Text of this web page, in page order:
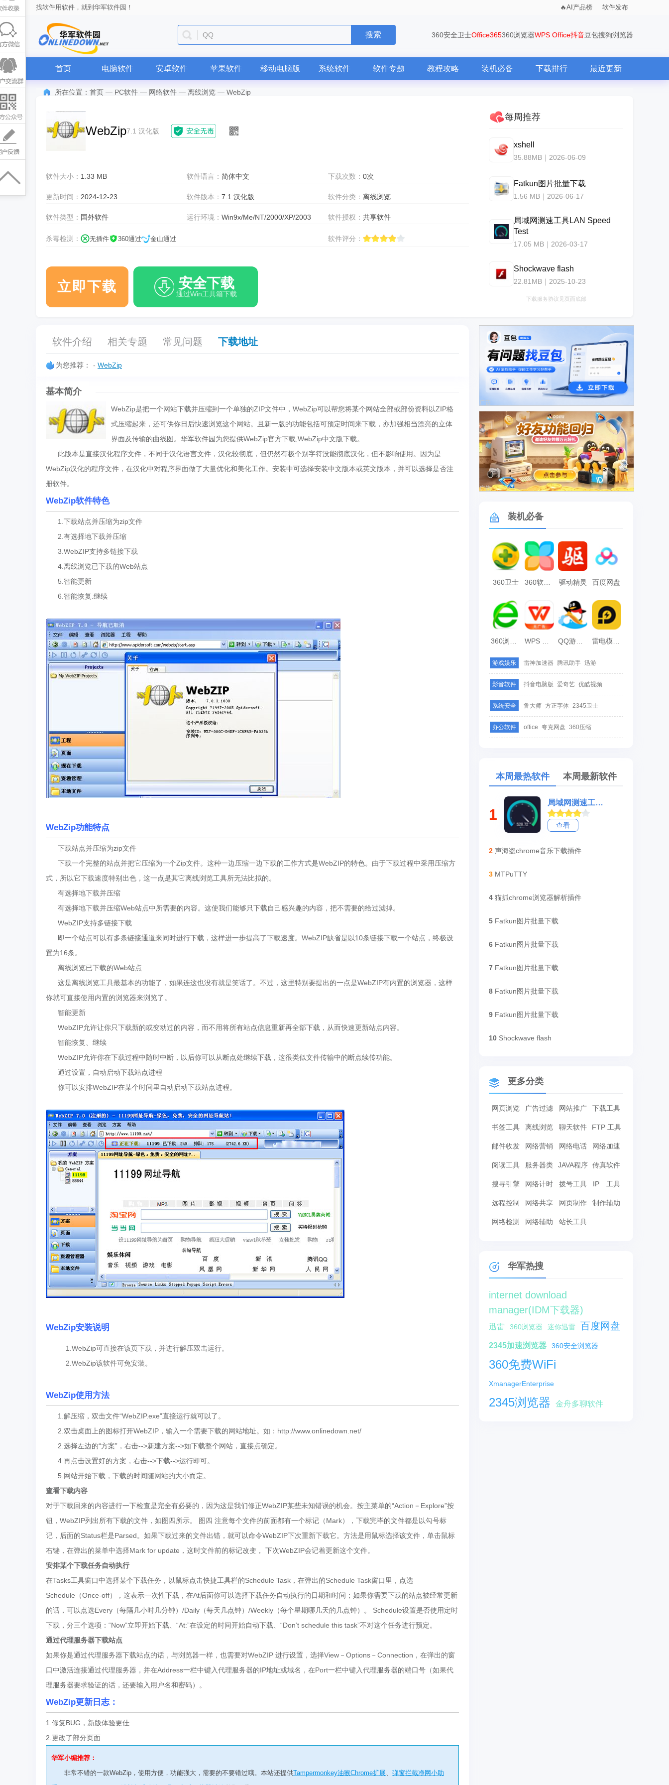
找软件用软件，就到华军软件园！ AI产品榜 软件发布
迅雷 搜索 360安全卫士Office365360浏览器WPS Office抖音豆包搜狗浏览器
首页 电脑软件 安卓软件 苹果软件 移动电脑版 系统软件 软件专题 教程攻略 装机必备 下载排行 最近更新
所在位置： 首页 — PC软件 — 网络软件 — 离线浏览 — WebZip
WebZip7.1 汉化版
软件大小： 1.33 MB 软件语言：简体中文 下载次数： 0次
更新时间： 2024-12-23 软件版本：7.1 汉化版 软件分类： 离线浏览
软件类型： 国外软件 运行环境：Win9x/Me/NT/2000/XP/2003 软件授权： 共享软件
杀毒检测： 无插件 360通过 金山通过 软件评分：
立即下载 安全下载
通过Win工具箱下载
每周推荐
xshell
35.88MB｜2026-06-09
Fatkun图片批量下载
1.56 MB｜2026-06-17
局域网测速工具LAN Speed
Test
17.05 MB｜2026-03-17
Shockwave flash
22.81MB｜2025-10-23
下载服务协议见页面底部
软件介绍 相关专题 常见问题 下载地址
为您推荐： - WebZip
基本简介
WebZip是把一个网站下载并压缩到一个单独的ZIP文件中，WebZip可以帮您将某个网站全部或部份资料以ZIP格
式压缩起来，还可供你日后快速浏览这个网站。且新一版的功能包括可预定时间来下载，亦加强相当漂亮的立体
界面及传输的曲线图。华军软件园为您提供WebZip官方下载,WebZip中文版下载。
此版本是直接汉化程序文件，不同于汉化语言文件，汉化较彻底，但仍然有极个别字符没能彻底汉化，但不影响使用。因为是
WebZip汉化的程序文件，在汉化中对程序界面做了大量优化和美化工作。安装中可选择安装中文版本或英文版本，并可以选择是否注
册软件。
WebZip软件特色
1.下载站点并压缩为zip文件
2.有选择地下载并压缩
3.WebZIP支持多链接下载
4.离线浏览已下载的Web站点
5.智能更新
6.智能恢复.继续
WebZip功能特点
下载站点并压缩为zip文件
下载一个完整的站点并把它压缩为一个Zip文件。这种一边压缩一边下载的工作方式是WebZIP的特色。由于下载过程中采用压缩方
式，所以它下载速度特别出色，这一点是其它离线浏览工具所无法比拟的。
有选择地下载并压缩
有选择地下载并压缩Web站点中所需要的内容。这使我们能够只下载自己感兴趣的内容，把不需要的给过滤掉。
WebZIP支持多链接下载
即一个站点可以有多条链接通道来同时进行下载，这样进一步提高了下载速度。WebZIP缺省是以10条链接下载一个站点，终极设
置为16条。
离线浏览已下载的Web站点
这是离线浏览工具最基本的功能了，如果连这也没有就是笑话了。不过，这里特别要提出的一点是WebZIP有内置的浏览器，这样
你就可直接使用内置的浏览器来浏览了。
智能更新
WebZIP允许让你只下载新的或变动过的内容，而不用将所有站点信息重新再全部下载，从而快速更新站点内容。
智能恢复、继续
WebZIP允许你在下载过程中随时中断，以后你可以从断点处继续下载，这很类似文件传输中的断点续传功能。
通过设置，自动启动下载站点进程
你可以安排WebZIP在某个时间里自动启动下载站点进程。
WebZip安装说明
1.WebZip可直接在该页下载，并进行解压双击运行。
2.WebZip该软件可免安装。
WebZip使用方法
1.解压缩，双击文件“WebZIP.exe”直接运行就可以了。
2.双击桌面上的图标打开WebZIP，输入一个需要下载的网站地址。如：http://www.onlinedown.net/
2.选择左边的“方案”，右击-->新建方案-->如下载整个网站，直接点确定。
4.再点击设置好的方案，右击-->下载-->运行即可。
5.网站开始下载，下载的时间随网站的大小而定。
查看下载内容
对于下载回来的内容进行一下检查是完全有必要的，因为这是我们修正WebZIP某些未知错误的机会。按主菜单的“Action－Explore”按
钮，WebZIP列出所有下载的文件，如图四所示。 图四 注意每个文件的前面都有一个标记（Mark），下载完毕的文件都是以勾号标
记，后面的Status栏是Parsed。如果下载过来的文件出错，就可以命令WebZIP下次重新下载它。方法是用鼠标选择该文件，单击鼠标
右键，在弹出的菜单中选择Mark for update，这时文件前的标记改变， 下次WebZIP会记着更新这个文件。
安排某个下载任务自动执行
在Tasks工具窗口中选择某个下载任务，以鼠标点击快捷工具栏的Schedule Task，在弹出的Schedule Task窗口里，点选
Schedule（Once-off），这表示一次性下载，在At后面你可以选择下载任务自动执行的日期和时间；如果你需要下载的站点被经常更新
的话，可以点选Every（每隔几小时几分钟）/Daily（每天几点钟）/Weekly（每个星期哪几天的几点钟）。 Schedule设置是否使用定时
下载，分三个选项：“Now”立即开始下载、“At:”在设定的时间开始自动下载、“Don’t schedule this task”不对这个任务进行预定。
通过代理服务器下载站点
如果你是通过代理服务器下载站点的话，与浏览器一样，也需要对WebZIP 进行设置，选择View－Options－Connection，在弹出的窗
口中激活连接通过代理服务器，并在Address一栏中键入代理服务器的IP地址或域名，在Port一栏中键入代理服务器的端口号（如果代
理服务器要求验证的话，还要输入用户名和密码）。
WebZip更新日志：
1.修复BUG，新版体验更佳
2.更改了部分页面
华军小编推荐：
非常不错的一款WebZip，使用方便，功能强大，需要的不要错过哦。本站还提供Tampermonkey油猴Chrome扩展、 弹窗拦截净网小助
广告
广告
装机必备
360卫士 360软件管家 驱动精灵 百度网盘
雷电模拟器
游戏娱乐 雷神加速器 腾讯助手 迅游
影音软件 抖音电脑版 爱奇艺 优酷视频
系统安全 鲁大师 方正字体 2345卫士
办公软件 office 夸克网盘 360压缩
本周最热软件 本周最新软件
1
局域网测速工具LAN Speed Test
查看
2 声海盗chrome音乐下载插件
3 MTPuTTY
4 猫抓chrome浏览器解析插件
5 Fatkun图片批量下载
6 Fatkun图片批量下载
7 Fatkun图片批量下载
8 Fatkun图片批量下载
9 Fatkun图片批量下载
10 Shockwave flash
更多分类
网页浏览 广告过滤 网站推广 下载工具
书签工具 离线浏览 聊天软件 FTP 工具
邮件收发 网络营销 网络电话 网络加速
阅读工具 服务器类 JAVA程序 传真软件
搜寻引擎 网络计时 拨号工具 IP 工具
远程控制 网络共享 网页制作 制作辅助
网络检测 网络辅助 站长工具
华军热搜
internet download
manager(IDM下载器)
迅雷 360浏览器 迷你迅雷 百度网盘
2345加速浏览器 360安全浏览器
360免费WiFi
XmanagerEnterprise
2345浏览器 金舟多聊软件